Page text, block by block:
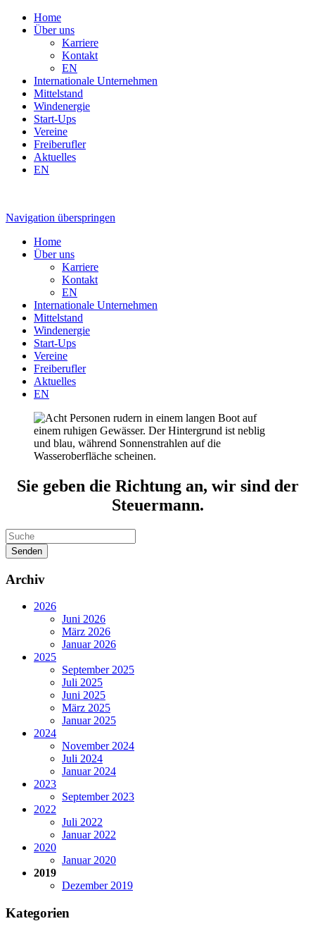
Home
Über uns
Karriere
Kontakt
EN
Internationale Unternehmen
Mittelstand
Windenergie
Start-Ups
Vereine
Freiberufler
Aktuelles
EN
Navigation überspringen
Home
Über uns
Karriere
Kontakt
EN
Internationale Unternehmen
Mittelstand
Windenergie
Start-Ups
Vereine
Freiberufler
Aktuelles
EN
Sie geben die Richtung an, wir sind der
Steuermann.
Senden
Archiv
2026
Juni 2026
März 2026
Januar 2026
2025
September 2025
Juli 2025
Juni 2025
März 2025
Januar 2025
2024
November 2024
Juli 2024
Januar 2024
2023
September 2023
2022
Juli 2022
Januar 2022
2020
Januar 2020
2019
Dezember 2019
Kategorien